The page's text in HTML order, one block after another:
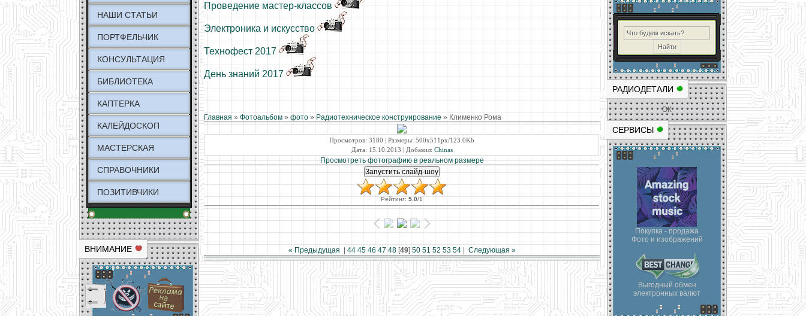
НАШИ СТАТЬИ
ПОРТФЕЛЬЧИК
КОНСУЛЬТАЦИЯ
БИБЛИОТЕКА
КАПТЕРКА
КАЛЕЙДОСКОП
МАСТЕРСКАЯ
СПРАВОЧНИКИ
ПОЗИТИВЧИКИ
ВНИМАНИЕ
РАДИОДЕТАЛИ
ОК
СЕРВИСЫ
Покупка - продажа
Фото и изображений
Выгодный обмен
электронных валют
Проведение мастер-классов
Электроника и искусство
Технофест 2017
День знаний 2017
Главная » Фотоальбом » фото » Радиотехническое конструирование » Клименко Рома
Просмотров: 3180 | Размеры: 500x511px/123.0Kb
Дата: 15.10.2013 | Добавил: Chinas
Просмотреть фотографию в реальном размере
Рейтинг:5.0/1
« Предыдущая 44 45 46 47 48[49] 50 51 52 53 54| Следующая »